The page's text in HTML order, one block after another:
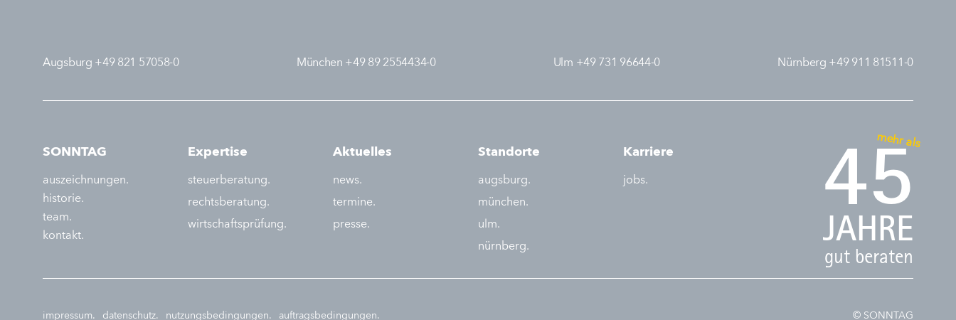
Augsburg +49 821 57058-0 München +49 89 2554434-0 Ulm +49 731 96644-0 Nürnberg +49 911 81511-0
SONNTAG
auszeichnungen.
historie.
team.
kontakt.
Expertise
steuerberatung.
rechtsberatung.
wirtschaftsprüfung.
Aktuelles
news.
termine.
presse.
Standorte
augsburg.
münchen.
ulm.
nürnberg.
Karriere
jobs.
mehr als
45
JAHRE
gut beraten
impressum. datenschutz. nutzungsbedingungen. auftragsbedingungen. © SONNTAG